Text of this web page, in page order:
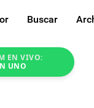
Buscar
EN VIVO:
UNO